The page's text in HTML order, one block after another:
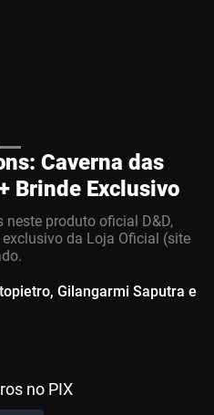
Caverna das
Brinde Exclusivo
neste produto oficial D&D,
da Loja Oficial (site
Gilangarmi Saputra e
no PIX